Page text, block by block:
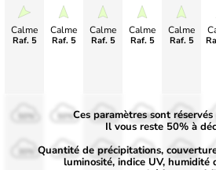
Calme
Raf. 5
Calme
Raf. 5
Calme
Raf. 5
Calme
Raf. 5
Calme
Raf. 5
50%
30%
50%
30%
50%
30%
50%
30%
Ces paramètres sont
Il vous reste 50% à
Quantité de précipitations,
luminosité, indice UV, humidité